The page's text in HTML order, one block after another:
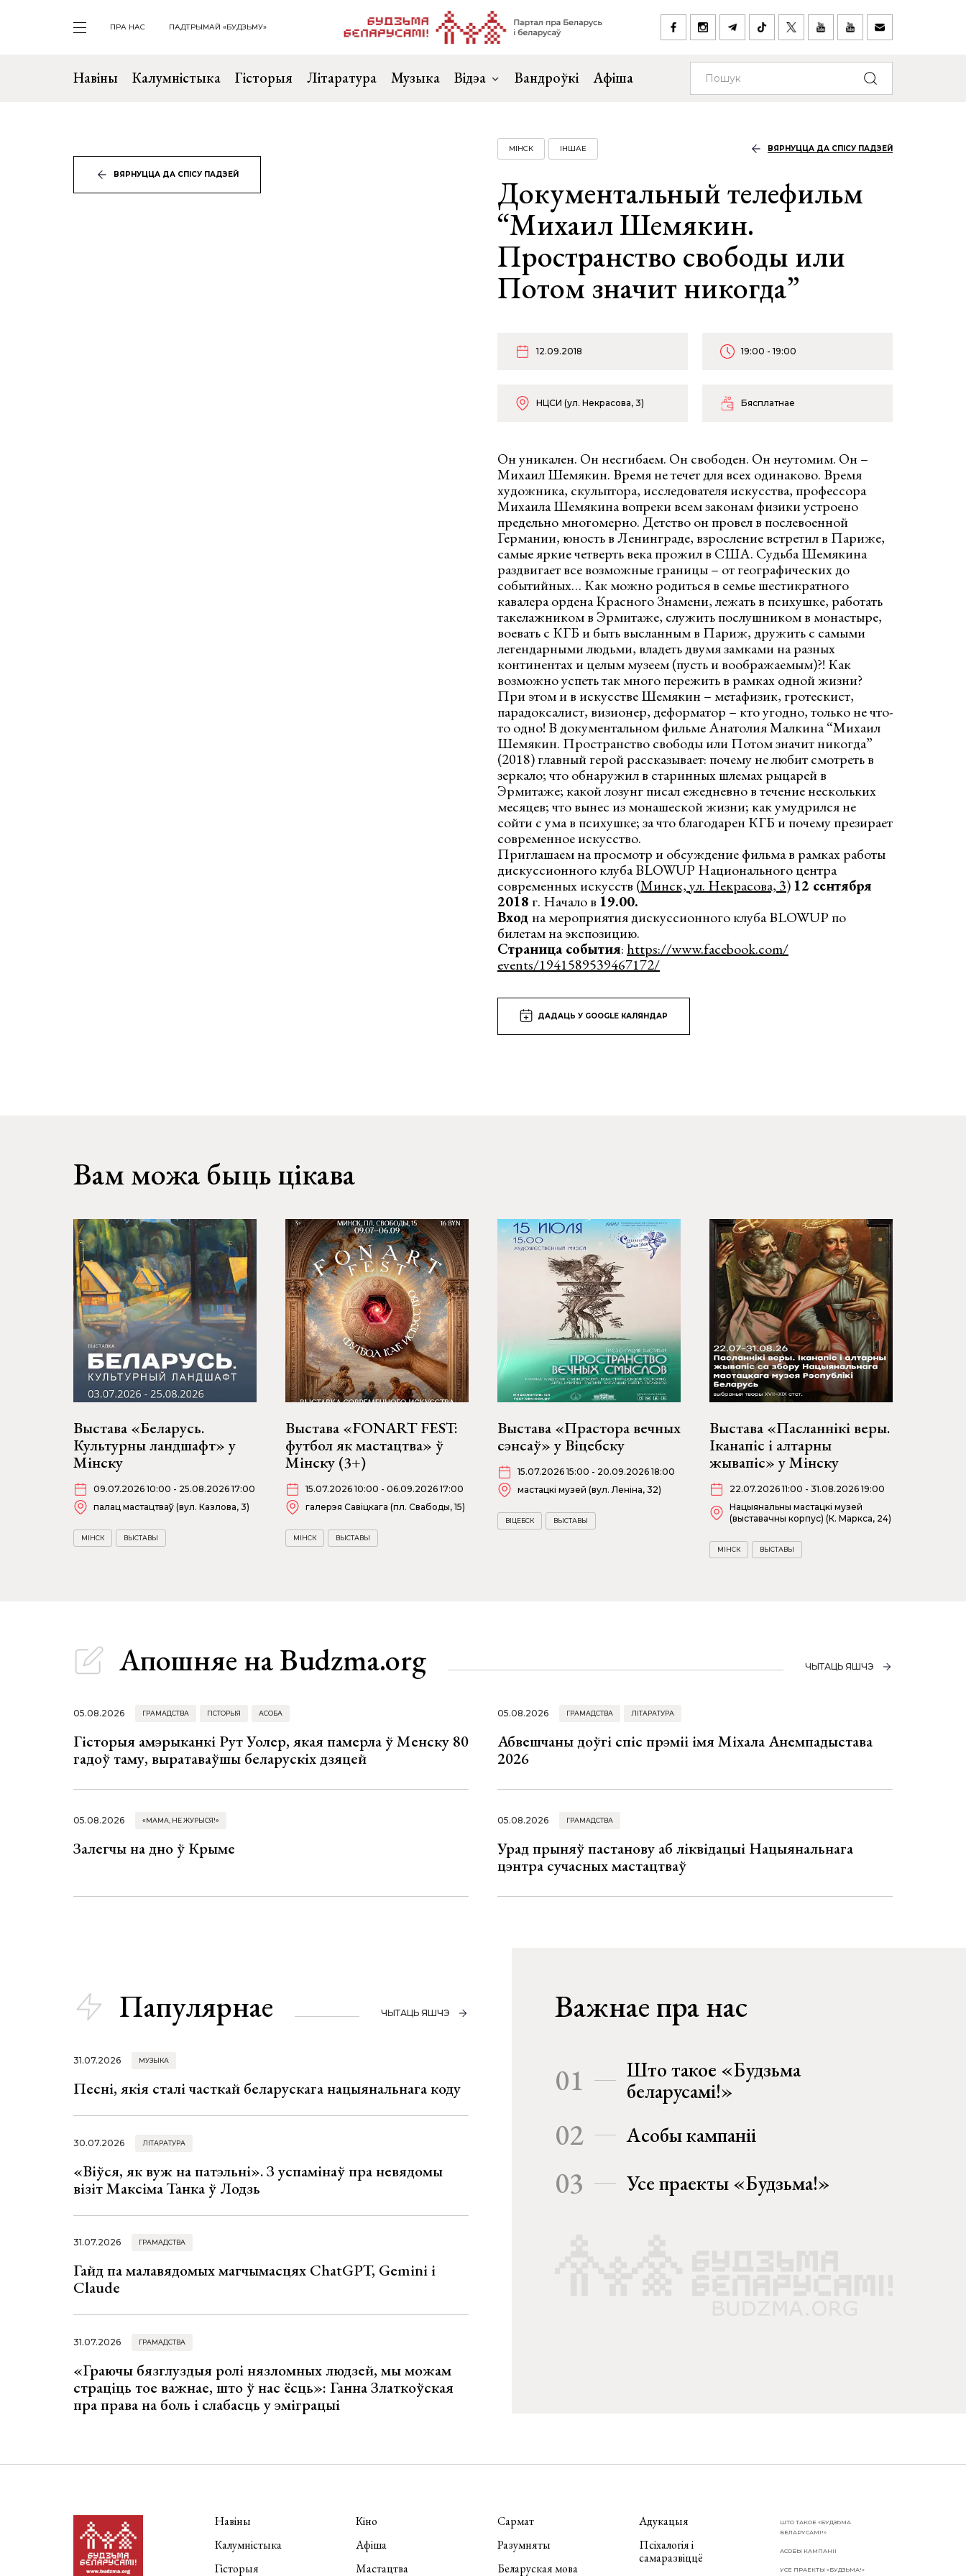
ПРА НАС ПАДТРЫМАЙ «БУДЗЬМУ»
Навіны Калумністыка Гісторыя Літаратура Музыка Відэа Вандроўкі Афіша
ВЯРНУЦЦА ДА СПІСУ ПАДЗЕЙ
МІНСК ІНШАЕ ВЯРНУЦЦА ДА СПІСУ ПАДЗЕЙ
Документальный телефильм
“Михаил Шемякин.
Пространство свободы или
Потом значит никогда”
12.09.2018 19:00 - 19:00
НЦСИ (ул. Некрасова, 3) Бясплатнае
Он уникален. Он несгибаем. Он свободен. Он неутомим. Он –
Михаил Шемякин. Время не течет для всех одинаково. Время
художника, скульптора, исследователя искусства, профессора
Михаила Шемякина вопреки всем законам физики устроено
предельно многомерно. Детство он провел в послевоенной
Германии, юность в Ленинграде, взросление встретил в Париже,
самые яркие четверть века прожил в США. Судьба Шемякина
раздвигает все возможные границы – от географических до
событийных… Как можно родиться в семье шестикратного
кавалера ордена Красного Знамени, лежать в психушке, работать
такелажником в Эрмитаже, служить послушником в монастыре,
воевать с КГБ и быть высланным в Париж, дружить с самыми
легендарными людьми, владеть двумя замками на разных
континентах и целым музеем (пусть и воображаемым)?! Как
возможно успеть так много пережить в рамках одной жизни?
При этом и в искусстве Шемякин – метафизик, гротескист,
парадоксалист, визионер, деформатор – кто угодно, только не что-
то одно! В документальном фильме Анатолия Малкина “Михаил
Шемякин. Пространство свободы или Потом значит никогда”
(2018) главный герой рассказывает: почему не любит смотреть в
зеркало; что обнаружил в старинных шлемах рыцарей в
Эрмитаже; какой лозунг писал ежедневно в течение нескольких
месяцев; что вынес из монашеской жизни; как умудрился не
сойти с ума в психушке; за что благодарен КГБ и почему презирает
современное искусство.
Приглашаем на просмотр и обсуждение фильма в рамках работы
дискуссионного клуба BLOWUP Национального центра
современных искусств (Минск, ул. Некрасова, 3) 12 сентября
2018 г. Начало в 19.00.
Вход на мероприятия дискуссионного клуба BLOWUP по
билетам на экспозицию.
Страница события:https://www.facebook.com/
events/1941589539467172/
ДАДАЦЬ У GOOGLE КАЛЯНДАР
Вам можа быць цікава
Выстава «Беларусь.
Культурны ландшафт» у
Мінску
09.07.2026 10:00 - 25.08.2026 17:00
палац мастацтваў (вул. Казлова, 3)
МІНСК ВЫСТАВЫ
Выстава «FONART FEST:
футбол як мастацтва» ў
Мінску (3+)
15.07.2026 10:00 - 06.09.2026 17:00
галерэя Савіцкага (пл. Свабоды, 15)
МІНСК ВЫСТАВЫ
Выстава «Прастора вечных
сэнсаў» у Віцебску
15.07.2026 15:00 - 20.09.2026 18:00
мастацкі музей (вул. Леніна, 32)
ВІЦЕБСК ВЫСТАВЫ
Выстава «Пасланнікі веры.
Іканапіс і алтарны
жывапіс» у Мінску
22.07.2026 11:00 - 31.08.2026 19:00
Нацыянальны мастацкі музей
(выставачны корпус) (К. Маркса, 24)
МІНСК ВЫСТАВЫ
Апошняе на Budzma.org ЧЫТАЦЬ ЯШЧЭ
05.08.2026 ГРАМАДСТВА ГІСТОРЫЯ АСОБА
Гісторыя амэрыканкі Рут Уолер, якая памерла ў Менску 80
гадоў таму, выратаваўшы беларускіх дзяцей
05.08.2026 ГРАМАДСТВА ЛІТАРАТУРА
Абвешчаны доўгі спіс прэміі імя Міхала Анемпадыстава
2026
05.08.2026 «МАМА, НЕ ЖУРЫСЯ!»
Залегчы на дно ў Крыме
05.08.2026 ГРАМАДСТВА
Урад прыняў пастанову аб ліквідацыі Нацыянальнага
цэнтра сучасных мастацтваў
Папулярнае ЧЫТАЦЬ ЯШЧЭ
31.07.2026 МУЗЫКА
Песні, якія сталі часткай беларускага нацыянальнага коду
30.07.2026 ЛІТАРАТУРА
«Віўся, як вуж на патэльні». З успамінаў пра невядомы
візіт Максіма Танка ў Лодзь
31.07.2026 ГРАМАДСТВА
Гайд па малавядомых магчымасцях ChatGPT, Gemini і
Claude
31.07.2026 ГРАМАДСТВА
«Граючы бязглуздыя ролі нязломных людзей, мы можам
страціць тое важнае, што ў нас ёсць»: Ганна Златкоўская
пра права на боль і слабасць у эміграцыі
Важнае пра нас
01
Што такое «Будзьма
беларусамі!»
02 Асобы кампаніі
03 Усе праекты «Будзьма!»
Навіны
Калумністыка
Гісторыя
Кіно
Афіша
Мастацтва
Сармат
Разумняты
Беларуская мова
Адукацыя
Псіхалогія і
самаразвіццё
ШТО ТАКОЕ «БУДЗЬМА
БЕЛАРУСАМІ!»
АСОБЫ КАМПАНІІ
УСЕ ПРАЕКТЫ «БУДЗЬМА!»